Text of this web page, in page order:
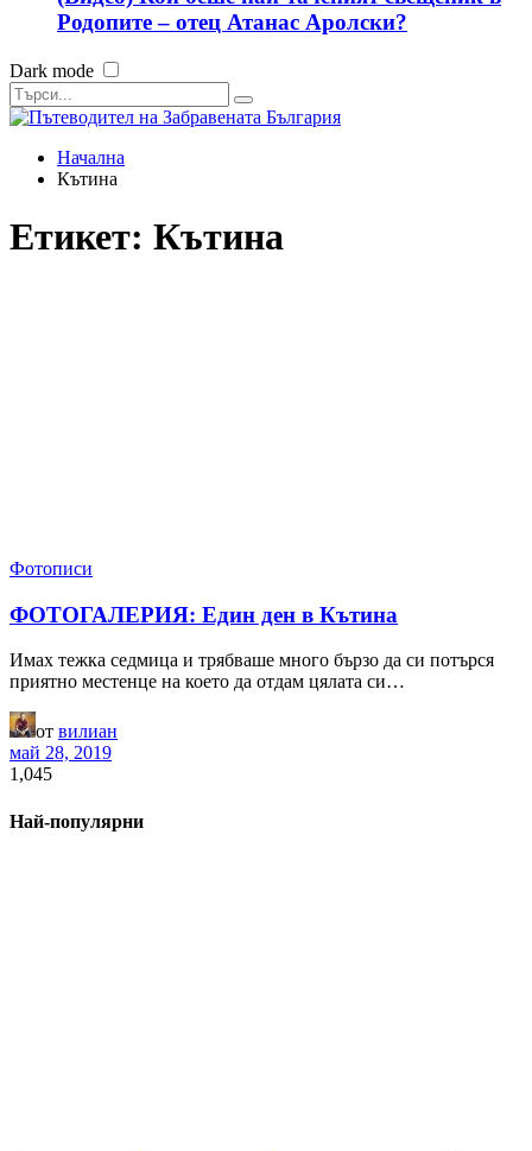
Родопите – отец Атанас Аролски?
Dark mode
Начална
Кътина
Етикет: Кътина
Фотописи
ФОТОГАЛЕРИЯ: Един ден в Кътина
Имах тежка седмица и трябваше много бързо да си потърся
приятно местенце на което да отдам цялата си…
от вилиан
май 28, 2019
1,045
Най-популярни